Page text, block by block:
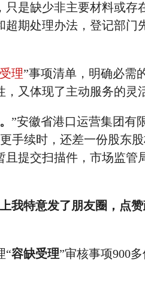
是缺少非主要材料或存
期处理办法，登记部门
理”事项清单，明确必需
又体现了主动服务的灵
”安徽省港口运营集团有
手续时，还差一份股东
提交扫描件，市场监管
我特意发了朋友圈，点
“容缺受理”审核事项900